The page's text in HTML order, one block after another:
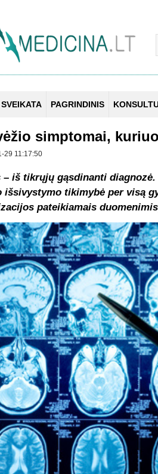
PAGRINDINIS
simptomai,
29 11:17:50
– iš tikrųjų gąsdinanti
išsivystymo tikimybė per visą
pateikiamais